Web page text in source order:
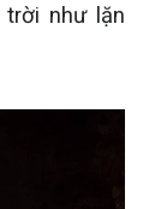
như lặn